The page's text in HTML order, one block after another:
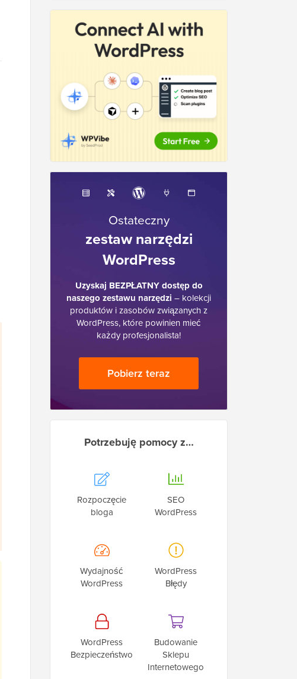
Ostateczny
zestaw narzędzi
WordPress
Uzyskaj BEZPŁATNY dostęp do
naszego zestawu narzędzi – kolekcji
produktów i zasobów związanych z
WordPress, które powinien mieć
każdy profesjonalista!
Pobierz teraz
Potrzebuję pomocy z…
Rozpoczęcie
bloga
SEO
WordPress
Wydajność
WordPress
WordPress
Błędy
WordPress
Bezpieczeństwo
Budowanie
Sklepu
Internetowego